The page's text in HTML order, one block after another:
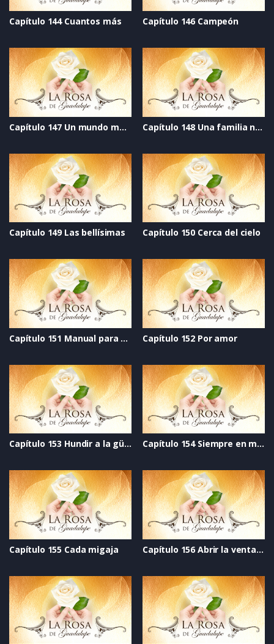
Capítulo 144 Cuantos más Capítulo 146 Campeón
Capítulo 147 Un mundo mejor Capítulo 148 Una familia nueva
Capítulo 149 Las bellísimas Capítulo 150 Cerca del cielo
Capítulo 151 Manual para pedir permiso para tener novio Capítulo 152 Por amor
Capítulo 153 Hundir a la güera Capítulo 154 Siempre en mi corazón
Capítulo 155 Cada migaja Capítulo 156 Abrir la ventana